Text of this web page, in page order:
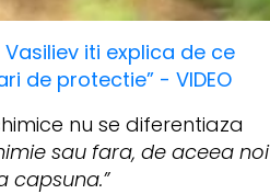
iti explica de ce
de protectie” - VIDEO
nu se diferentiaza
sau fara, de aceea noi